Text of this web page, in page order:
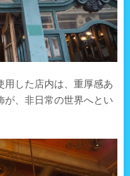
用した店内は、重厚感あ
が、非日常の世界へとい